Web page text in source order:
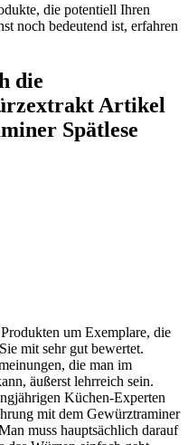
die potentiell Ihren
noch bedeutend ist, erfahren
die
Artikel
Spätlese
um Exemplare, die
mit sehr gut bewertet.
die man im
äußerst lehrreich sein.
Küchen-Experten
mit dem Gewürztraminer
muss hauptsächlich darauf